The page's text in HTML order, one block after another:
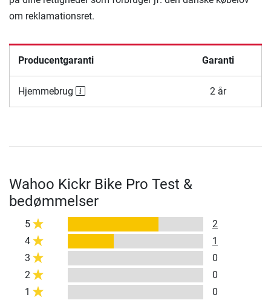
om reklamationsret.
Producentgaranti Garanti
Hjemmebrug 2 år
Wahoo Kickr Bike Pro Test &
bedømmelser
5
2
4
1
3
0
2
0
1
0